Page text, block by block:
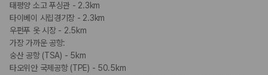
태평양 소고 푸싱관 - 2.3km
타이베이 시립경기장 - 2.3km
우펀푸 옷 시장 - 2.5km
가장 가까운 공항:
숭산 공항 (TSA) - 5km
타오위안 국제공항 (TPE) - 50.5km